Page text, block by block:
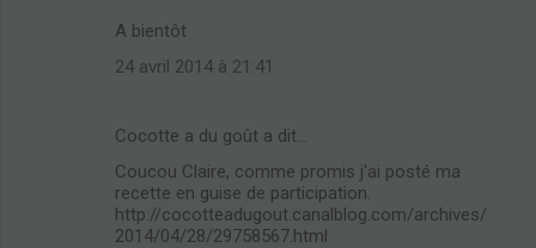
A bientôt
24 avril 2014 à 21:41
Cocotte a du goût a dit…
Coucou Claire, comme promis j'ai posté ma
recette en guise de participation.
http://cocotteadugout.canalblog.com/archives/
2014/04/28/29758567.html